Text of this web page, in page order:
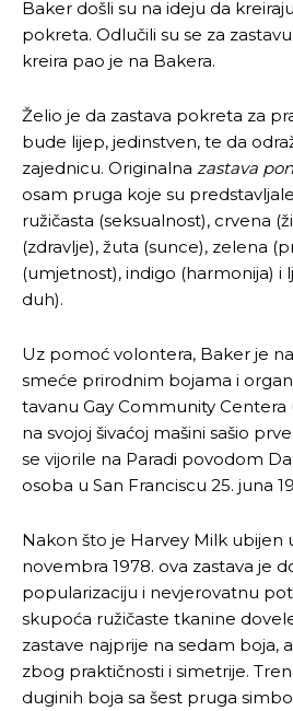
Baker došli su na ideju da
pokreta. Odlučili su se za
kreira pao je na Bakera.
Želio je da zastava pokreta za
bude lijep, jedinstven, te da
zajednicu. Originalna zastava
osam pruga koje su
ružičasta (seksualnost), crvena
(zdravlje), žuta (sunce), zelena
(umjetnost), indigo (harmonija) i
duh).
Uz pomoć volontera, Baker je
smeće prirodnim bojama i
tavanu Gay Community Centera
na svojoj šivaćoj mašini sašio
se vijorile na Paradi povodom
osoba u San Franciscu 25. juna
Nakon što je Harvey Milk ubijen
novembra 1978. ova zastava je
popularizaciju i nevjerovatnu
skupoća ružičaste tkanine
zastave najprije na sedam boja,
zbog praktičnosti i simetrije.
duginih boja sa šest pruga